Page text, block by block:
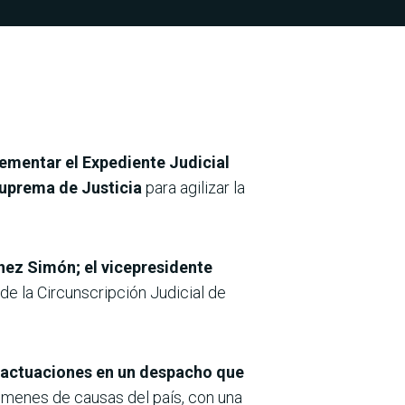
el Expediente Judicial
de Justicia para agilizar la
Simón; el vicepresidente
la Circunscripción Judicial de
en un despacho que
de causas del país, con una